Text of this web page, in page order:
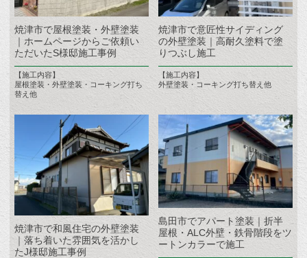
焼津市で屋根塗装・外壁塗装
｜ホームページからご依頼い
ただいたS様邸施工事例
【施工内容】
屋根塗装・外壁塗装・コーキング打ち
替え他
焼津市で意匠性サイディング
の外壁塗装｜高耐久塗料で塗
りつぶし施工
【施工内容】
外壁塗装・コーキング打ち替え他
焼津市で和風住宅の外壁塗装
｜落ち着いた雰囲気を活かし
たJ様邸施工事例
島田市でアパート塗装｜折半
屋根・ALC外壁・鉄骨階段をツ
ートンカラーで施工